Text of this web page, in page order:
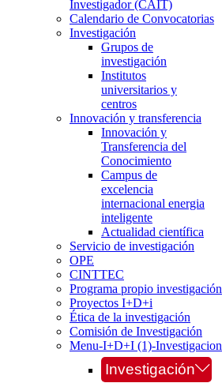
Investigador (CAIT)
Calendario de Convocatorias
Investigación
Grupos de
investigación
Institutos
universitarios y
centros
Innovación y transferencia
Innovación y
Transferencia del
Conocimiento
Campus de
excelencia
internacional energia
inteligente
Actualidad científica
Servicio de investigación
OPE
CINTTEC
Programa propio investigación
Proyectos I+D+i
Ética de la investigación
Comisión de Investigación
Menu-I+D+I (1)-Investigacion
Investigación